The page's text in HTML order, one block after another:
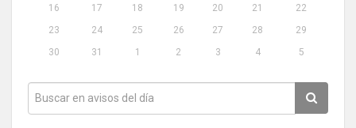
16
17 18 19 20 21
22
23
24 25 26 27 28
29
30
31 1 2 3 4 5